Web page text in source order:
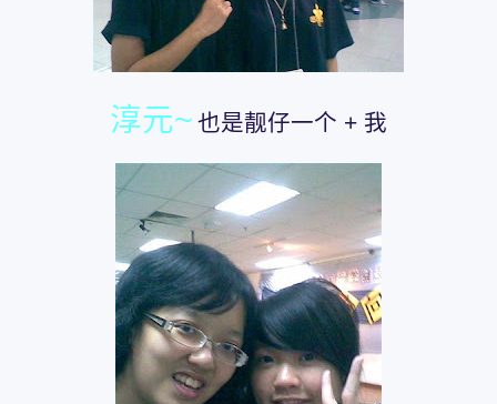
淳元~ 也是靓仔一个 + 我